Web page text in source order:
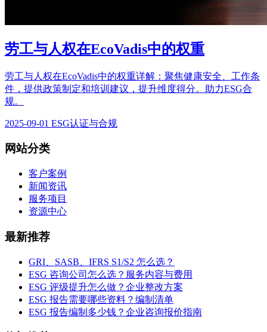
劳工与人权在EcoVadis中的权重
劳工与人权在EcoVadis中的权重详解：聚焦健康安全、工作条
件，提供政策制定和培训建议，提升维度得分。助力ESG合
规。
2025-09-01 ESG认证与合规
网站分类
客户案例
新闻资讯
服务项目
资源中心
最新推荐
GRI、SASB、IFRS S1/S2 怎么选？
ESG 咨询公司怎么选？服务内容与费用
ESG 评级提升怎么做？企业整改方案
ESG 报告需要哪些资料？编制清单
ESG 报告编制多少钱？企业咨询报价指南